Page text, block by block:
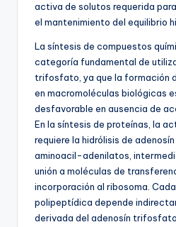
activa de solutos requerida
el mantenimiento del equilibrio
La síntesis de compuestos
categoría fundamental de
trifosfato, ya que la formación
en macromoléculas biológicas
desfavorable en ausencia de
En la síntesis de proteínas, la
requiere la hidrólisis de
aminoacil-adenilatos,
unión a moléculas de
incorporación al ribosoma.
polipeptídica depende
derivada del adenosín